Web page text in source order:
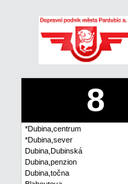
8
*Dubina,centrum
*Dubina,sever
Dubina,Dubinská
Dubina,penzion
Dubina,točna